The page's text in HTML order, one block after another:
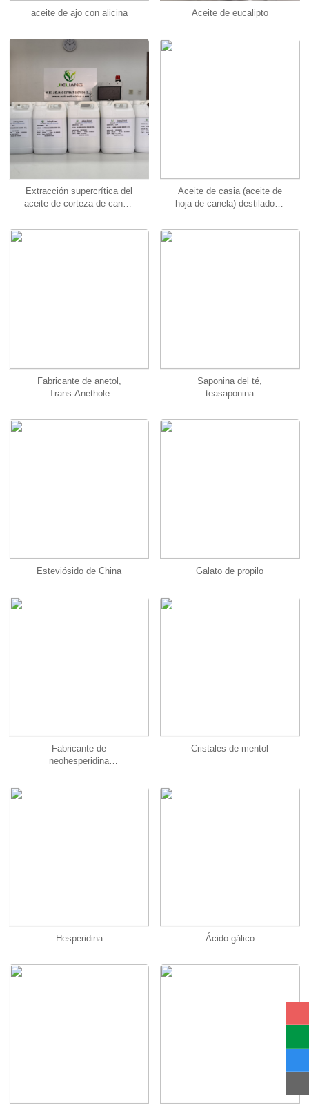
aceite de ajo con alicina Aceite de eucalipto
Extracción supercrítica del
aceite de corteza de canela
cassia)
Aceite de casia (aceite de
hoja de canela) destilado al
Fabricante de anetol,
Trans-Anethole
Saponina del té,
teasaponina
Esteviósido de China Galato de propilo
Fabricante de
neohesperidina
Neohesperidina DC, NHDC
Cristales de mentol
Hesperidina Ácido gálico